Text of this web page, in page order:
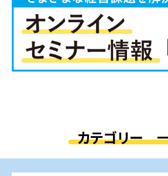
カテゴリー